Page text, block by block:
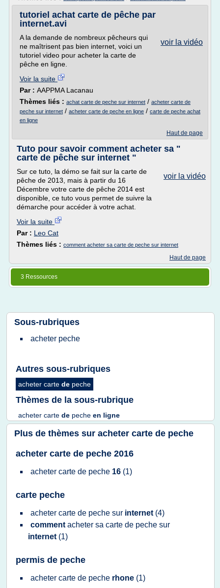
tutoriel achat carte de pêche par
internet.avi
voir la vidéo
A la demande de nombreux pêcheurs qui
ne maîtrisent pas bien internet, voici un
tutoriel video pour acheter la carte de
pêche en ligne.
Voir la suite
Par : AAPPMA Lacanau
Thèmes liés : achat carte de peche sur internet / acheter carte de
peche sur internet / acheter carte de peche en ligne / carte de peche achat
en ligne
Haut de page
Tuto pour savoir comment acheter sa "
carte de pêche sur internet "
voir la vidéo
Sur ce tuto, la démo se fait sur la carte de
pêche de 2013, mais à partir du 16
Décembre votre carte de pêche 2014 est
disponible, ce tuto vous permet de suivre la
démarche pour accéder à votre achat.
Voir la suite
Par : Leo Cat
Thèmes liés : comment acheter sa carte de peche sur internet
Haut de page
3 Ressources
Sous-rubriques
acheter peche
Autres sous-rubriques
acheter carte de peche
Thèmes de la sous-rubrique
acheter carte de peche en ligne
Plus de thèmes sur acheter carte de peche
acheter carte de peche 2016
acheter carte de peche 16 (1)
carte peche
acheter carte de peche sur internet (4)
comment acheter sa carte de peche sur
internet (1)
permis de peche
acheter carte de peche rhone (1)